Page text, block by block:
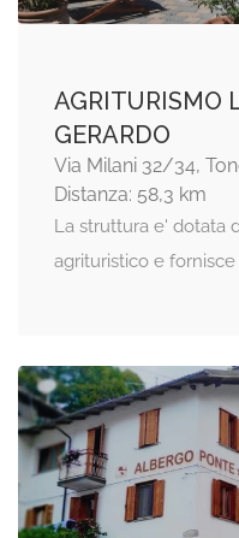
AGRITURISMO
GERARDO
Via Milani 32/34,
Distanza: 58,3 km
La struttura e' dotata
agrituristico e fornisce